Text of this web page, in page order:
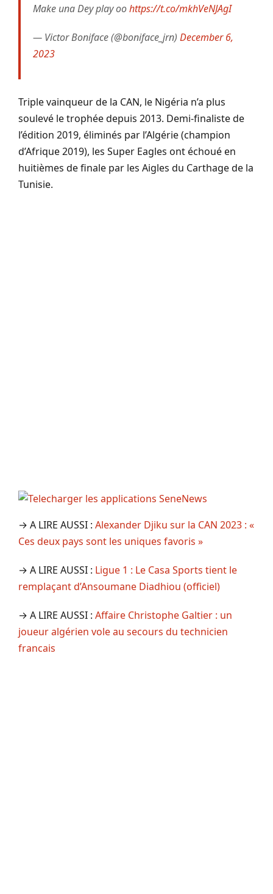
Make una Dey play oohttps://t.co/mkhVeNJAgI
— Victor Boniface (@boniface_jrn) December 6,
2023
Triple vainqueur de la CAN, le Nigéria n’a plus
soulevé le trophée depuis 2013. Demi-finaliste de
l’édition 2019, éliminés par l’Algérie (champion
d’Afrique 2019), les Super Eagles ont échoué en
huitièmes de finale par les Aigles du Carthage de la
Tunisie.
→ A LIRE AUSSI : Alexander Djiku sur la CAN 2023 : «
Ces deux pays sont les uniques favoris »
→ A LIRE AUSSI : Ligue 1 : Le Casa Sports tient le
remplaçant d’Ansoumane Diadhiou (officiel)
→ A LIRE AUSSI : Affaire Christophe Galtier : un
joueur algérien vole au secours du technicien
francais